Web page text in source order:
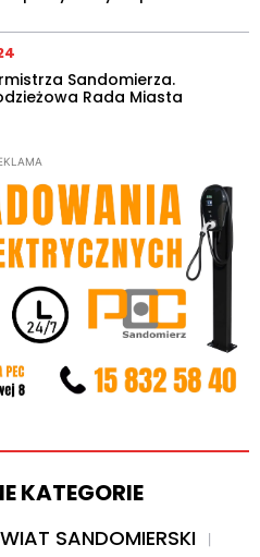
Sandomierza.
Rada Miasta
KATEGORIE
SANDOMIERSKI